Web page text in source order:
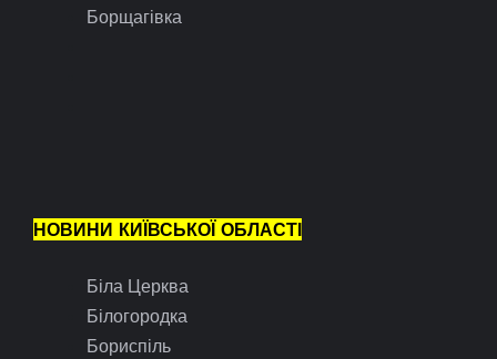
Борщагівка
НОВИНИ КИЇВСЬКОЇ ОБЛАСТІ
Біла Церква
Білогородка
Бориспіль